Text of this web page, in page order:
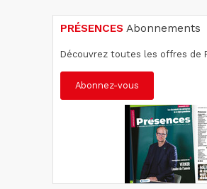
PRÉSENCES Abonnements
Découvrez toutes les offres de
Abonnez-vous